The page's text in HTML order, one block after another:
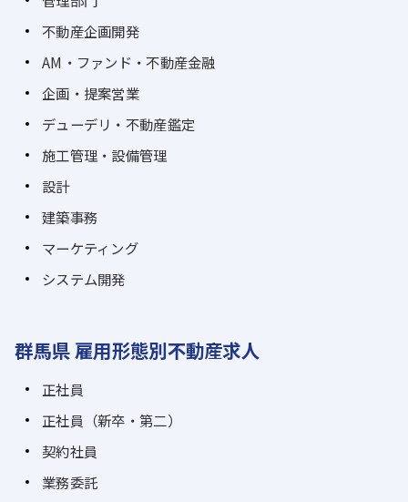
不動産企画開発
AM・ファンド・不動産金融
企画・提案営業
デューデリ・不動産鑑定
施工管理・設備管理
設計
建築事務
マーケティング
システム開発
群馬県 雇用形態別不動産求人
正社員
正社員（新卒・第二）
契約社員
業務委託